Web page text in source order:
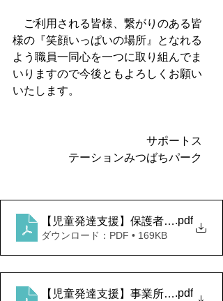
ご利用される皆様、繋がりのある皆
様の『笑顔いっぱいの場所』となれる
よう職員一同心を一つに取り組んでま
いりますので今後ともよろしくお願い
いたします。
サポートス
テーションみつばちパーク
【児童発達支援】保護者等からの
.pdf
ダウンロード：PDF • 169KB
【児童発達支援】事業所における自
.pdf